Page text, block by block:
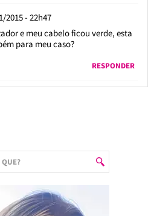
2015 - 22h47
e meu cabelo ficou verde, esta
para meu caso?
RESPONDER